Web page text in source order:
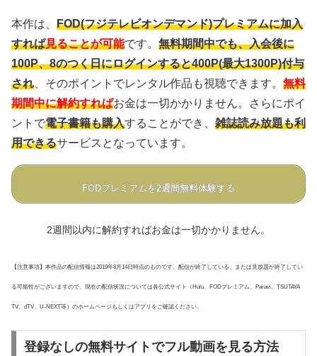
本作は、 FOD(フジテレビオンデマンド)プレミアムに加入
すれば見ることが可能です。 無料期間中でも、入会後に
100P、8のつく日にログインすると400P(最大1300P)付与
され 、そのポイントでレンタル作品も視聴できます。 無料
期間中に解約すればお金は一切かかりません。さらにポイ
ントで電子書籍も購入することができ、 雑誌読み放題も利
用できるサービスとなっています。
FODプレミアムを2週間無料体験する
2週間以内に解約すればお金は一切かかりません。
【注意事項】本作品の配信情報は2019年8月14日時点のものです。配信が終了している、または見放題が終了してい
る可能性がございますので、現在の配信状況については各公式サイト（Hulu、FODプレミアム、Paravi、TSUTAYA
TV、dTV、U-NEXT等）のホームページもしくはアプリをご確認ください。
登録なしの無料サイトでフル動画を見る方法